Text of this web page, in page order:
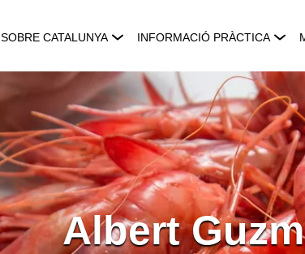
SOBRE CATALUNYA INFORMACIÓ PRÀCTICA
Albert